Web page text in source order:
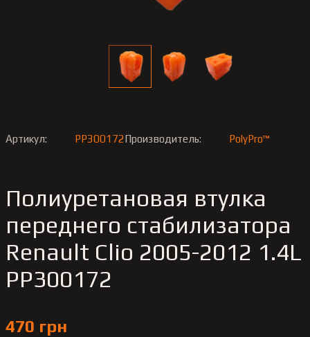
Артикул: PP300172Производитель: PolyPro™
Полиуретановая втулка
переднего стабилизатора
Renault Clio 2005-2012 1.4L
PP300172
470 грн